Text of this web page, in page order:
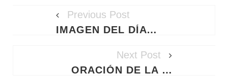
Previous Post
IMAGEN DEL DÍA - 25/06/2026
Next Post
ORACIÓN DE LA NOCHE: JUEVES 25 DE JUNIO DE 2026 – DESCANSO EN LA PROTECCIÓN DE DIOS